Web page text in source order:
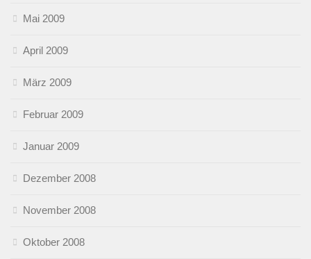
Mai 2009
April 2009
März 2009
Februar 2009
Januar 2009
Dezember 2008
November 2008
Oktober 2008